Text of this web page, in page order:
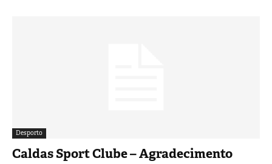
Desporto
Caldas Sport Clube – Agradecimento